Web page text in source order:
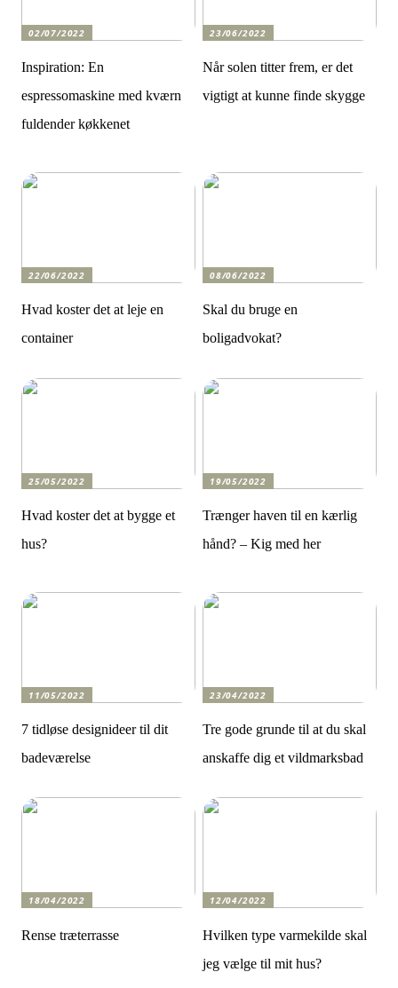
02/07/2022
Inspiration: En
espressomaskine med kværn
fuldender køkkenet
23/06/2022
Når solen titter frem, er det
vigtigt at kunne finde skygge
22/06/2022
Hvad koster det at leje en
container
08/06/2022
Skal du bruge en
boligadvokat?
25/05/2022
Hvad koster det at bygge et
hus?
19/05/2022
Trænger haven til en kærlig
hånd? – Kig med her
11/05/2022
7 tidløse designideer til dit
badeværelse
23/04/2022
Tre gode grunde til at du skal
anskaffe dig et vildmarksbad
18/04/2022
Rense træterrasse
12/04/2022
Hvilken type varmekilde skal
jeg vælge til mit hus?